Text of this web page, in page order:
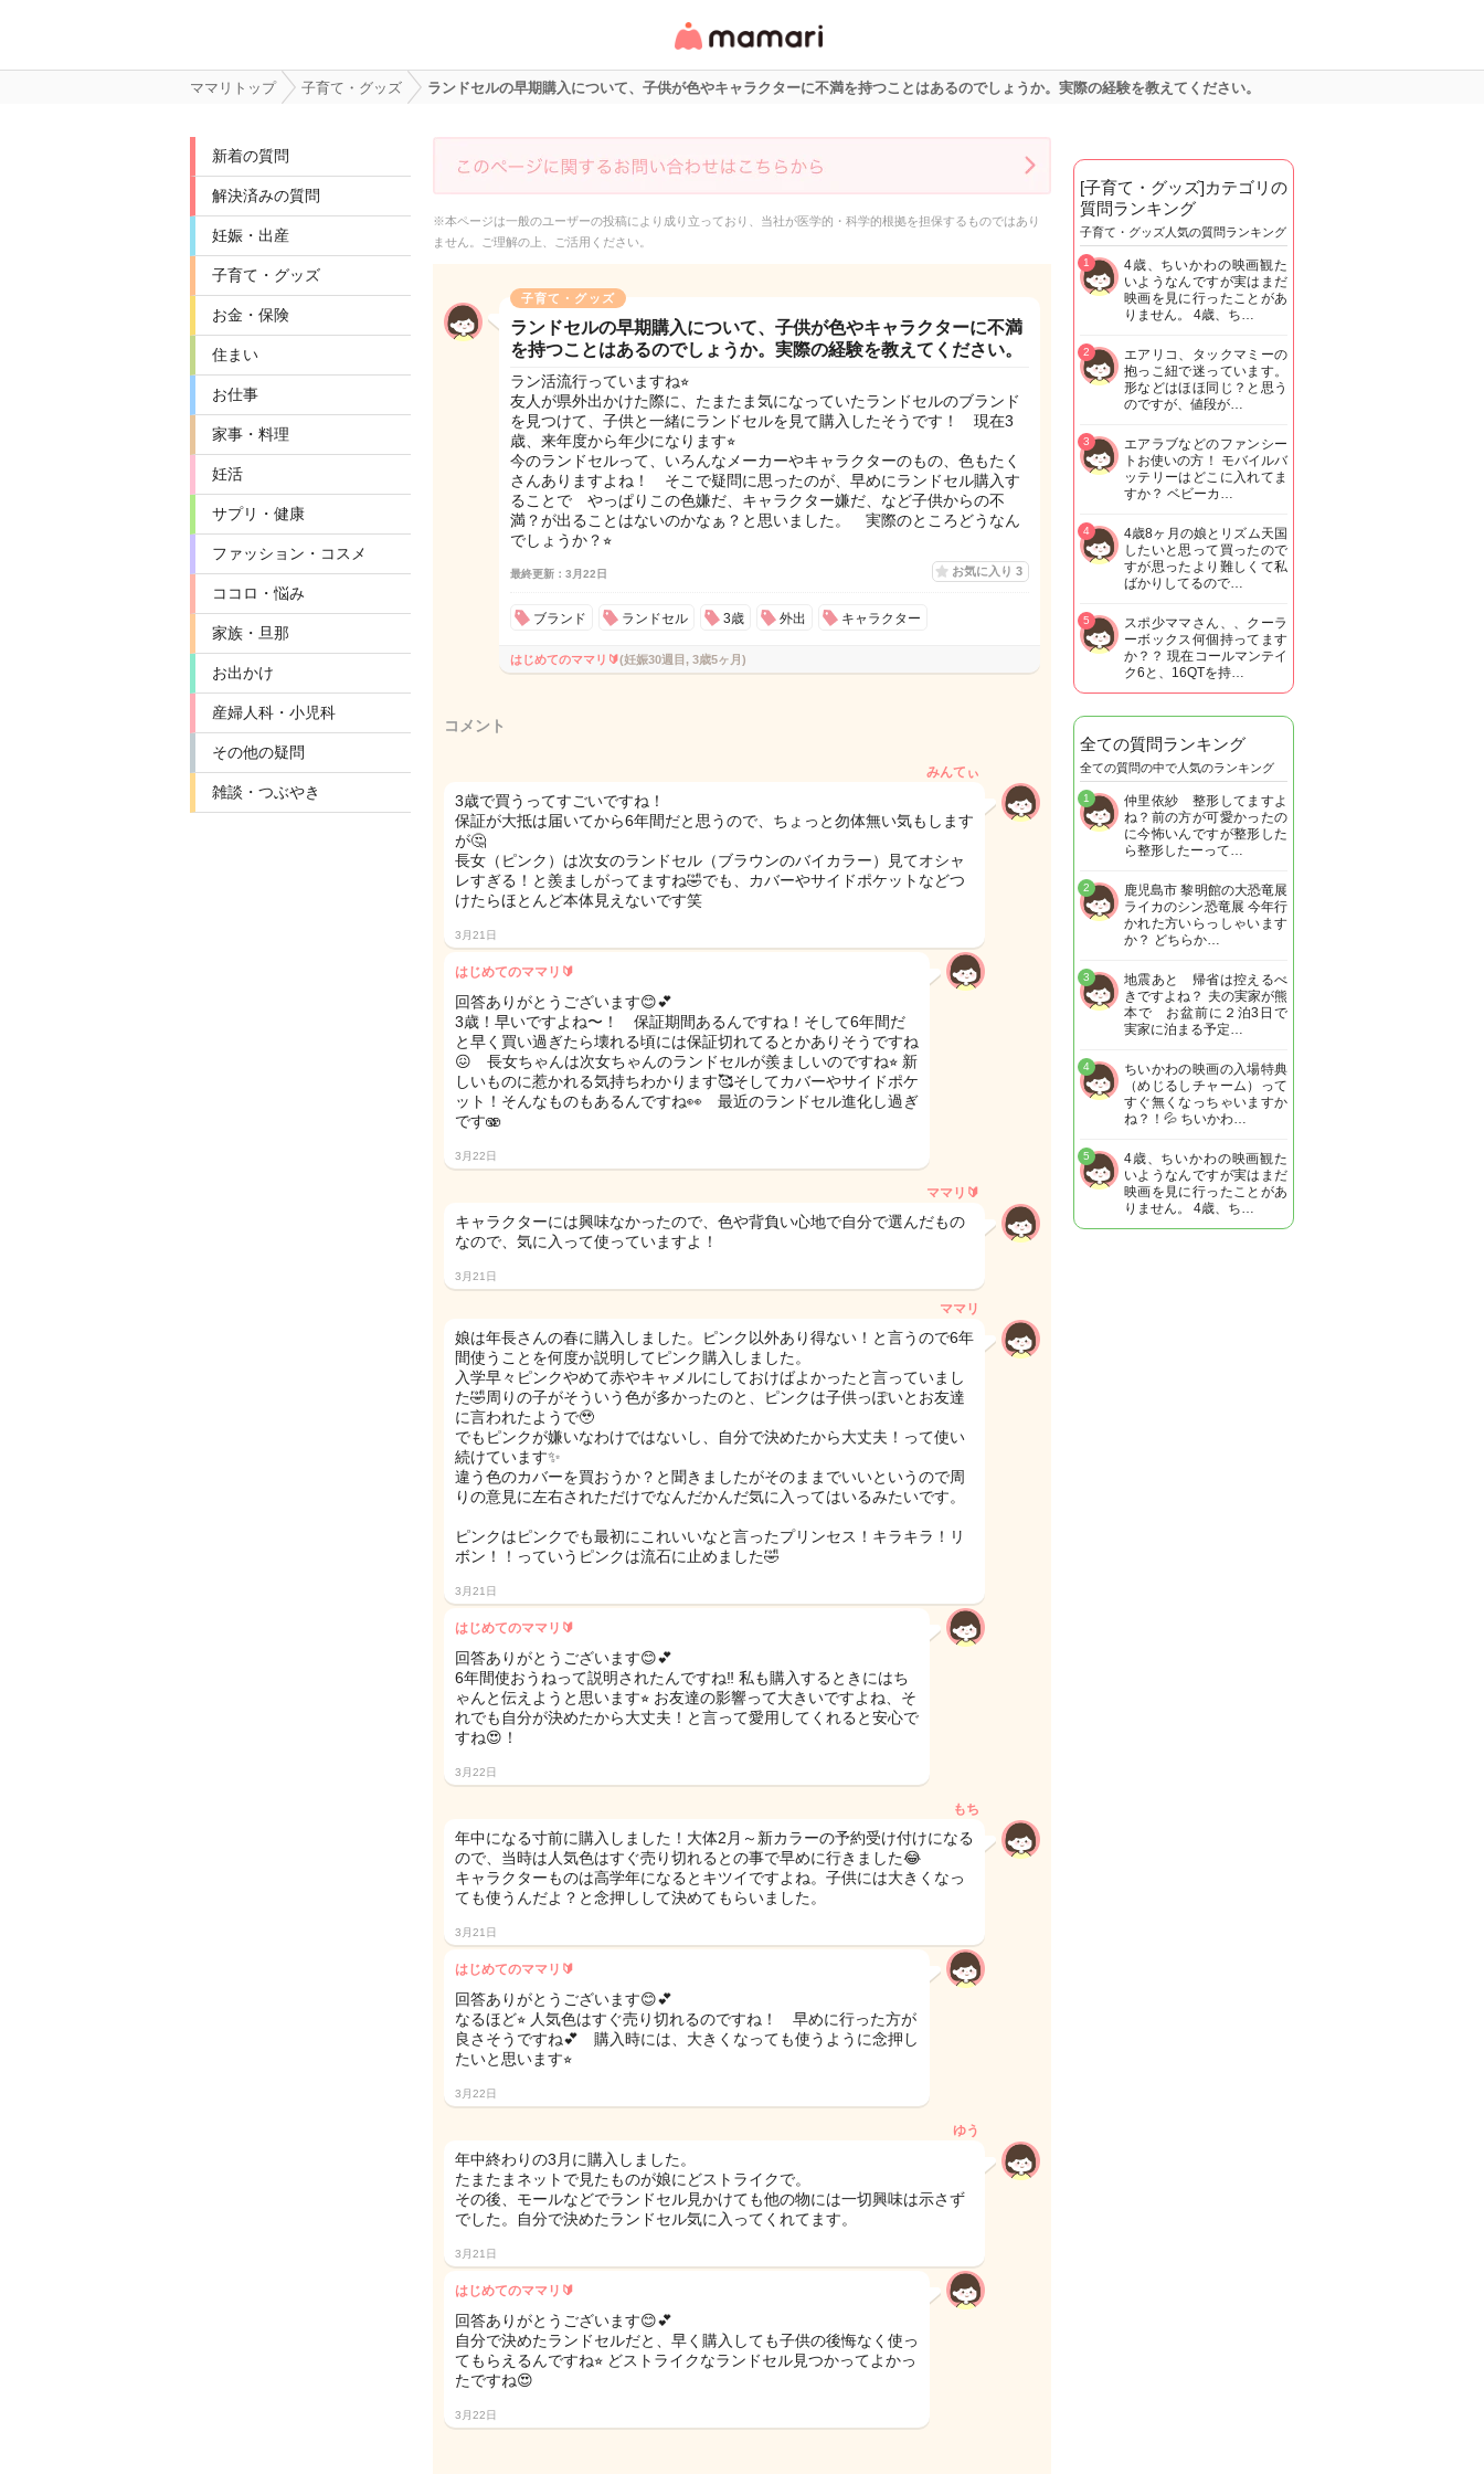
リ・情報サイト
ママリトップ 子育て・グッズ ランドセルの早期購入について、子供が色やキャラクターに不満を持つことはあるのでしょうか。実際の経験を教えてください。
新着の質問
解決済みの質問
妊娠・出産
子育て・グッズ
お金・保険
住まい
お仕事
家事・料理
妊活
サプリ・健康
ファッション・コスメ
ココロ・悩み
家族・旦那
お出かけ
産婦人科・小児科
その他の疑問
雑談・つぶやき
※本ページは一般のユーザーの投稿により成り立っており、当社が医学的・科学的根拠を担保するものではあり
ません。ご理解の上、ご活用ください。
子育て・グッズ
ランドセルの早期購入について、子供が色やキャラクターに不満
を持つことはあるのでしょうか。実際の経験を教えてください。
ラン活流行っていますね⭐︎
友人が県外出かけた際に、たまたま気になっていたランドセルのブランド
を見つけて、子供と一緒にランドセルを見て購入したそうです！ 現在3
歳、来年度から年少になります⭐︎
今のランドセルって、いろんなメーカーやキャラクターのもの、色もたく
さんありますよね！ そこで疑問に思ったのが、早めにランドセル購入す
ることで やっぱりこの色嫌だ、キャラクター嫌だ、など子供からの不
満？が出ることはないのかなぁ？と思いました。 実際のところどうなん
でしょうか？⭐︎
最終更新：3月22日 お気に入り 3
ブランド ランドセル 3歳 外出 キャラクター
はじめてのママリ🔰(妊娠30週目, 3歳5ヶ月)
コメント
みんてぃ
3歳で買うってすごいですね！
保証が大抵は届いてから6年間だと思うので、ちょっと勿体無い気もします
が🤔
長女（ピンク）は次女のランドセル（ブラウンのバイカラー）見てオシャ
レすぎる！と羨ましがってますね🤣でも、カバーやサイドポケットなどつ
けたらほとんど本体見えないです笑
3月21日
はじめてのママリ🔰
回答ありがとうございます😊💕
3歳！早いですよね〜！ 保証期間あるんですね！そして6年間だ
と早く買い過ぎたら壊れる頃には保証切れてるとかありそうですね
😖 長女ちゃんは次女ちゃんのランドセルが羨ましいのですね⭐︎ 新
しいものに惹かれる気持ちわかります🥰そしてカバーやサイドポケ
ット！そんなものもあるんですね👀 最近のランドセル進化し過ぎ
です🫨
3月22日
ママリ🔰
キャラクターには興味なかったので、色や背負い心地で自分で選んだもの
なので、気に入って使っていますよ！
3月21日
ママリ
娘は年長さんの春に購入しました。ピンク以外あり得ない！と言うので6年
間使うことを何度か説明してピンク購入しました。
入学早々ピンクやめて赤やキャメルにしておけばよかったと言っていまし
た🤣周りの子がそういう色が多かったのと、ピンクは子供っぽいとお友達
に言われたようで🥹
でもピンクが嫌いなわけではないし、自分で決めたから大丈夫！って使い
続けています✨
違う色のカバーを買おうか？と聞きましたがそのままでいいというので周
りの意見に左右されただけでなんだかんだ気に入ってはいるみたいです。
ピンクはピンクでも最初にこれいいなと言ったプリンセス！キラキラ！リ
ボン！！っていうピンクは流石に止めました🤣
3月21日
はじめてのママリ🔰
回答ありがとうございます😊💕
6年間使おうねって説明されたんですね‼️ 私も購入するときにはち
ゃんと伝えようと思います⭐︎ お友達の影響って大きいですよね、そ
れでも自分が決めたから大丈夫！と言って愛用してくれると安心で
すね😍！
3月22日
もち
年中になる寸前に購入しました！大体2月～新カラーの予約受け付けになる
ので、当時は人気色はすぐ売り切れるとの事で早めに行きました😂
キャラクターものは高学年になるとキツイですよね。子供には大きくなっ
ても使うんだよ？と念押しして決めてもらいました。
3月21日
はじめてのママリ🔰
回答ありがとうございます😊💕
なるほど⭐︎ 人気色はすぐ売り切れるのですね！ 早めに行った方が
良さそうですね💕 購入時には、大きくなっても使うように念押し
たいと思います⭐︎
3月22日
ゆう
年中終わりの3月に購入しました。
たまたまネットで見たものが娘にどストライクで。
その後、モールなどでランドセル見かけても他の物には一切興味は示さず
でした。自分で決めたランドセル気に入ってくれてます。
3月21日
はじめてのママリ🔰
回答ありがとうございます😊💕
自分で決めたランドセルだと、早く購入しても子供の後悔なく使っ
てもらえるんですね⭐︎ どストライクなランドセル見つかってよかっ
たですね😍
3月22日
[子育て・グッズ]カテゴリの
質問ランキング
子育て・グッズ人気の質問ランキング
4歳、ちいかわの映画観た
いようなんですが実はまだ
映画を見に行ったことがあ
りません。 4歳、ち…
1
エアリコ、タックマミーの
抱っこ紐で迷っています。
形などはほほ同じ？と思う
のですが、値段が…
2
エアラブなどのファンシー
トお使いの方！ モバイルバ
ッテリーはどこに入れてま
すか？ ベビーカ…
3
4歳8ヶ月の娘とリズム天国
したいと思って買ったので
すが思ったより難しくて私
ばかりしてるので…
4
スポ少ママさん、、クーラ
ーボックス何個持ってます
か？？ 現在コールマンテイ
ク6と、16QTを持…
5
全ての質問ランキング
全ての質問の中で人気のランキング
仲里依紗 整形してますよ
ね？前の方が可愛かったの
に今怖いんですが整形した
ら整形したーって…
1
鹿児島市 黎明館の大恐竜展
ライカのシン恐竜展 今年行
かれた方いらっしゃいます
か？ どちらか…
2
地震あと 帰省は控えるべ
きですよね？ 夫の実家が熊
本で お盆前に２泊3日で
実家に泊まる予定…
3
ちいかわの映画の入場特典
（めじるしチャーム）って
すぐ無くなっちゃいますか
ね？！💦 ちいかわ…
4
4歳、ちいかわの映画観た
いようなんですが実はまだ
映画を見に行ったことがあ
りません。 4歳、ち…
5